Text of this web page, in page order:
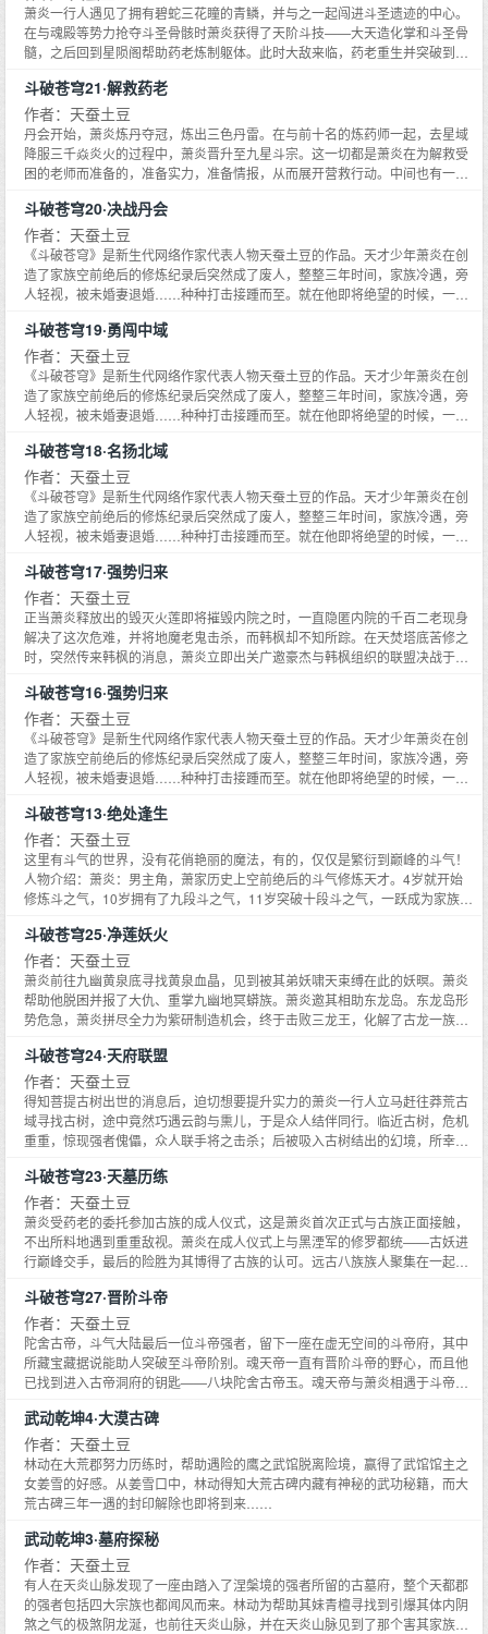
萧炎一行人遇见了拥有碧蛇三花瞳的青鳞，并与之一起闯进斗圣遗迹的中心。
在与魂殿等势力抢夺斗圣骨骸时萧炎获得了天阶斗技——大天造化掌和斗圣骨
髓，之后回到星陨阁帮助药老炼制躯体。此时大敌来临，药老重生并突破到半
云韵取得宗主之位，并前往太古虚龙一族帮助紫妍炼化龙凰晶层。回到星陨阁
的萧炎接过古族邀请星陨阁的玉贴，替药老前往古族。萧炎此行会发生什么意
想不到的事情呢？答案将徐徐展开。
斗破苍穹21·解救药老
作者：天蚕土豆
丹会开始，萧炎炼丹夺冠，炼出三色丹雷。在与前十名的炼药师一起，去星域
降服三千焱炎火的过程中，萧炎晋升至九星斗宗。这一切都是萧炎在为解救受
困的老师而准备的，准备实力，准备情报，从而展开营救行动。中间也有一段
的慕骨老人、摘星老鬼的一场恶战。萧炎因此身负重伤，所幸在星陨阁获得了
一段长时间安静的疗养和修炼，也借机晋阶至斗尊。出关之后，他开始想办法
为老师修炼躯体，随后便开始了寻找魂婴果的旅程，深入兽域、进入斗圣遗迹
远古森林、拿到龙凰本源果、争夺远古丹药……这一路，上演着一场场奇遇
记，紧张而精彩。
斗破苍穹20·决战丹会
作者：天蚕土豆
《斗破苍穹》是新生代网络作家代表人物天蚕土豆的作品。天才少年萧炎在创
造了家族空前绝后的修炼纪录后突然成了废人，整整三年时间，家族冷遇，旁
人轻视，被未婚妻退婚……种种打击接踵而至。就在他即将绝望的时候，一缕
最值得期待的东方幻想长篇巨制！金色火焰缭绕在青海周身，在薰儿心念一动
间，飞速缩小，连带着其灵魂体也是在一阵凄厉惨叫声中迅速缩小。片刻后。
终于是化为一团巴掌大小的金色光团。 青海身体被那白发老者二人死锁着，连
体内斗气在此刻都是停止了流动……
斗破苍穹19·勇闯中域
作者：天蚕土豆
《斗破苍穹》是新生代网络作家代表人物天蚕土豆的作品。天才少年萧炎在创
造了家族空前绝后的修炼纪录后突然成了废人，整整三年时间，家族冷遇，旁
人轻视，被未婚妻退婚……种种打击接踵而至。就在他即将绝望的时候，一缕
最值得期待的东方幻想长篇巨制！丹塔所在的地方，名为丹城，那里几乎是全
大陆炼药师数量最多的地方。丹城方圆千里之内，全都是丹塔的势力范围，也
号称丹域，这里距丹城路程挺远的，即便是使用空间虫洞，怕至少也需要一月
左右的时间。林焱摊了摊手，道。狂风巨鹰之上，林焱望着身体上血红之色逐
渐减弱的萧炎，松了一口气，看来后者正在逐渐将体内那古凰血精给吸收
斗破苍穹18·名扬北域
作者：天蚕土豆
《斗破苍穹》是新生代网络作家代表人物天蚕土豆的作品。天才少年萧炎在创
造了家族空前绝后的修炼纪录后突然成了废人，整整三年时间，家族冷遇，旁
人轻视，被未婚妻退婚……种种打击接踵而至。就在他即将绝望的时候，一缕
最值得期待的东方幻想长篇巨制！多手爪残影在此刻突然凝固，旋即迅速回
缩，短短一瞬间，一只被雷光密布，隐隐间透着雷鸣吼声的手爪，诡异浮现，
夹杂着惊雷之势，狠狠地对着萧炎心脏一抓而去。看这架势，若是被击中的
话，恐怕连心脏都得被掏出来……
斗破苍穹17·强势归来
作者：天蚕土豆
正当萧炎释放出的毁灭火莲即将摧毁内院之时，一直隐匿内院的千百二老现身
解决了这次危难，并将地魔老鬼击杀，而韩枫却不知所踪。在天焚塔底苦修之
时，突然传来韩枫的消息，萧炎立即出关广邀豪杰与韩枫组织的联盟决战于魔
前往中州的路途，却在空间虫洞中遭遇空间风暴，唯有萧炎一人被随机抛到了
中州北域的大漠中，为韩家车队所救。为了答谢韩家，萧炎答应代替韩家同与
韩家势不两立的洪家少爷决斗，大战一触即发……
斗破苍穹16·强势归来
作者：天蚕土豆
《斗破苍穹》是新生代网络作家代表人物天蚕土豆的作品。天才少年萧炎在创
造了家族空前绝后的修炼纪录后突然成了废人，整整三年时间，家族冷遇，旁
人轻视，被未婚妻退婚……种种打击接踵而至。就在他即将绝望的时候，一缕
最值得期待的东方幻想长篇巨制！两道目光在泛着淡淡雾气的池中对望着。片
刻后，萧炎总算是回过神来，见到小医仙那羞红脸颊，顿时剧烈的干咳了一
声，旋即目光赶忙转移……
斗破苍穹13·绝处逢生
作者：天蚕土豆
这里有斗气的世界，没有花俏艳丽的魔法，有的，仅仅是繁衍到巅峰的斗气！
人物介绍：萧炎：男主角，萧家历史上空前绝后的斗气修炼天才。4岁就开始
修炼斗之气，10岁拥有了九段斗之气，11岁突破十段斗之气，一跃成为家族百
气。直到15岁时，他偶获奇遇，重拾修炼的天赋。萧战：萧家的族长，萧炎之
父。萧媚：萧炎的堂妹，之前对他百般谄媚，但在萧炎变成废柴后一直冷落轻
视他。萧薰儿：与萧炎并无血缘关系的族妹，背景神秘，萧家仅次于萧炎的修
炼天才，在萧炎变成废人后仍一如既往地支持他。纳兰嫣然：萧炎的未婚妻，
因萧炎变成废人而提出退婚。药老：来历神秘的幽魂，寄居在萧炎手上的戒指
萧炎很关注。萧玉：萧炎的堂姐，是萧炎的冤家对头，两人一见面就会发生战
争。小医仙：萧炎在魔兽山脉结识的女孩，由于特殊的体质--天生毒体，有着
炼毒的天赋。
斗破苍穹25·净莲妖火
作者：天蚕土豆
萧炎前往九幽黄泉底寻找黄泉血晶，见到被其弟妖啸天束缚在此的妖暝。萧炎
帮助他脱困并报了大仇、重掌九幽地冥蟒族。萧炎邀其相助东龙岛。东龙岛形
势危急，萧炎拼尽全力为紫研制造机会，终于击败三龙王，化解了古龙一族的
圆满。此时，净莲妖火终于现世，各路人马跃跃欲试，一场龙争虎斗即将上
演……
斗破苍穹24·天府联盟
作者：天蚕土豆
得知菩提古树出世的消息后，迫切想要提升实力的萧炎一行人立马赶往莽荒古
域寻找古树，途中竟然巧遇云韵与熏儿，于是众人结伴同行。临近古树，危机
重重，惊现强者傀儡，众人联手将之击杀；后被吸入古树结出的幻境，所幸萧
了百世轮回，出来时已是九转巅峰的实力，并且得到了菩提心。回到星陨阁，
萧炎闭关修炼。两年后，天冥宗突然联合魂殿来犯星陨阁，重伤药老以及彩鳞
小医仙青鳞等，这时候，达到一星斗圣的萧炎及时出关大杀四方力挽狂澜。感
受到星陨阁实力有限，萧炎联合花宗焚炎谷以及丹塔组成天府联盟共同对抗魂
殿……
斗破苍穹23·天墓历练
作者：天蚕土豆
萧炎受药老的委托参加古族的成人仪式，这是萧炎首次正式与古族正面接触，
不出所料地遇到重重敌视。萧炎在成人仪式上与黑湮军的修罗都统——古妖进
行巅峰交手，最后的险胜为其博得了古族的认可。远古八族族人聚集在一起进
进入到了天墓第三层。在这层萧炎与萧玄相见，传承了萧族最后的血脉之力，
成功激活了族纹，突破到八星斗尊巅峰，斩杀了魂族俊杰魂崖、魂厉。离开天
墓后，萧炎接到药老的消息返回星陨阁，并邀集帮手去西北大陆解决炎盟的危
机。萧炎成功击退实力强横的魂殿四天尊血河，整顿了歪风邪气的丹堂。这
时，空间交易会关于净莲妖火的最后一张残图出现……
斗破苍穹27·晋阶斗帝
作者：天蚕土豆
陀舍古帝，斗气大陆最后一位斗帝强者，留下一座在虚无空间的斗帝府，其中
所藏宝藏据说能助人突破至斗帝阶别。魂天帝一直有晋阶斗帝的野心，而且他
已找到进入古帝洞府的钥匙——八块陀舍古帝玉。魂天帝与萧炎相遇于斗帝
炎的阵营。魂天帝夺得帝品雏丹并将之炼化晋阶斗帝后，大肆施虐。萧炎在烛
坤等人的帮助下得到陀舍古帝的传承，炼化二十三种异火，也进阶斗帝。两位
斗帝展开了一场殊死的搏斗……
武动乾坤4·大漠古碑
作者：天蚕土豆
林动在大荒郡努力历练时，帮助遇险的鹰之武馆脱离险境，赢得了武馆馆主之
女姜雪的好感。从姜雪口中，林动得知大荒古碑内藏有神秘的武功秘籍，而大
荒古碑三年一遇的封印解除也即将到来……
武动乾坤3·墓府探秘
作者：天蚕土豆
有人在天炎山脉发现了一座由踏入了涅槃境的强者所留的古墓府，整个天都郡
的强者包括四大宗族也都闻风而来。林动为帮助其妹青檀寻找到引爆其体内阴
煞之气的极煞阴龙涎，也前往天炎山脉，并在天炎山脉见到了那个害其家族被